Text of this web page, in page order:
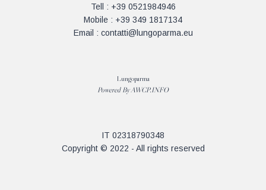
Tell : +39 0521984946
Mobile : +39 349 1817134
Email : contatti@lungoparma.eu
Lungoparma
Powered ByAWCP.INFO
IT 02318790348
Copyright © 2022 - All rights reserved